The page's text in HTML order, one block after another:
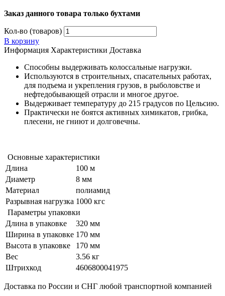
Заказ данного товара только бухтами
Кол-во (товаров)
В корзину
Информация Характеристики Доставка
Способны выдерживать колоссальные нагрузки.
Используются в строительных, спасательных работах,
для подъема и укрепления грузов, в рыболовстве и
нефтедобывающей отрасли и многое другое.
Выдерживает температуру до 215 градусов по Цельсию.
Практически не боятся активных химикатов, грибка,
плесени, не гниют и долговечны.
Основные характеристики
Длина
100 м
Диаметр
8 мм
Материал
полиамид
Разрывная нагрузка 1000 кгс
Параметры упаковки
Длина в упаковке
320 мм
Ширина в упаковке 170 мм
Высота в упаковке
170 мм
Вес
3.56 кг
Штрихкод
4606800041975
Доставка по России и СНГ любой транспортной компанией